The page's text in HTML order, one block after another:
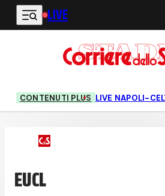
Vai al contenuto principale
LIVE
CONTENUTI PLUS LIVE NAPOLI-
EUCL